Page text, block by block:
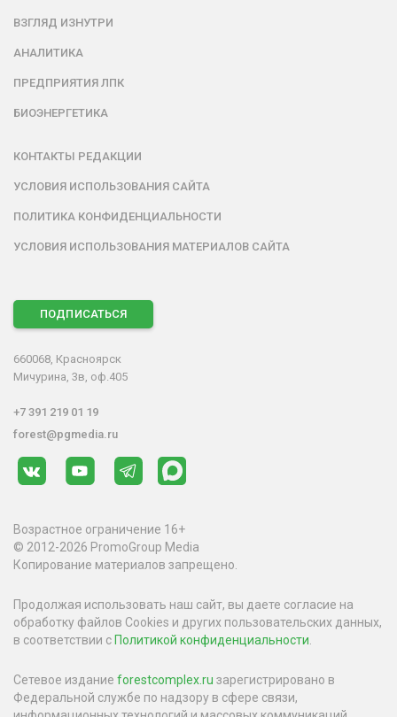
ВЗГЛЯД ИЗНУТРИ
АНАЛИТИКА
ПРЕДПРИЯТИЯ ЛПК
БИОЭНЕРГЕТИКА
КОНТАКТЫ РЕДАКЦИИ
УСЛОВИЯ ИСПОЛЬЗОВАНИЯ САЙТА
ПОЛИТИКА КОНФИДЕНЦИАЛЬНОСТИ
УСЛОВИЯ ИСПОЛЬЗОВАНИЯ МАТЕРИАЛОВ САЙТА
ПОДПИСАТЬСЯ
660068, Красноярск
Мичурина, 3в, оф.405
+7 391 219 01 19
forest@pgmedia.ru
Возрастное ограничение 16+
© 2012-2026 PromoGroup Media
Копирование материалов запрещено.
Продолжая использовать наш сайт, вы даете согласие на
обработку файлов Cookies и других пользовательских данных,
в соответствии с Политикой конфиденциальности
Сетевое издание forestcomplex.ru зарегистрировано в
Федеральной службе по надзору в сфере связи,